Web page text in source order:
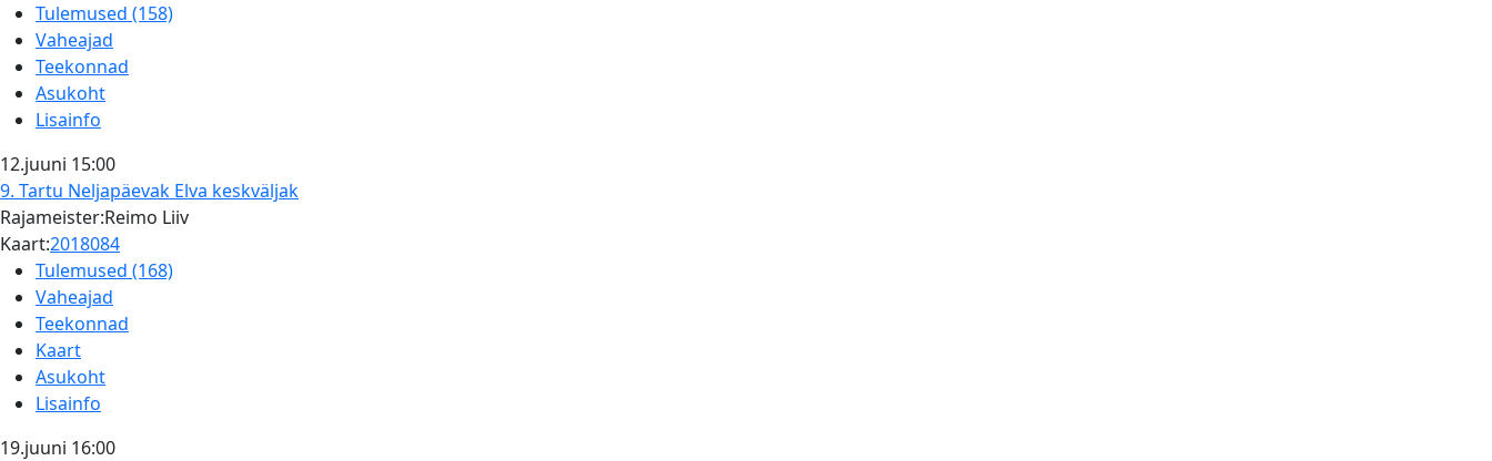
Tulemused (158)
Vaheajad
Teekonnad
Asukoht
Lisainfo
12.juuni 15:00
9. Tartu Neljapäevak Elva keskväljak
Rajameister:Reimo Liiv
Kaart:2018084
Tulemused (168)
Vaheajad
Teekonnad
Kaart
Asukoht
Lisainfo
19.juuni 16:00